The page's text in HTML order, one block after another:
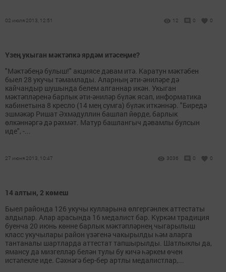
02 июля 2013, 12:51 12 0 0
Үзең укыган мәктәпкә ярдәм итәсеңме?
"Мәктәбеңә булыш!" акциясе дәвам итә. Каратун мәктәбен
быел 28 укучы тәмамлады. Аларның әти-әниләре дә
кайчандыр шушында белем алганнар икән. Укыган
мәктәпләренә барлык әти-әниләр бүләк ясап, информатика
кабинетына 8 кресло (14 мең сумга) бүләк иткәннәр. "Биредә
эшмәкәр Ришат Әхмәдуллин башлап йөрде, барлык
өлкәннәргә дә рәхмәт. Матур башлангыч дәвамлы булсын
иде", -...
27 июня 2013, 10:47 3036 0 0
14 алтын, 2 көмеш
Быел районда 126 укучы кулларына өлгергәнлек аттестаты
алдылар. Алар арасында 16 медалист бар. Күркәм традиция
буенча 20 июнь көнне барлык мәктәпләрнең чыгарылыш
класс укучылары район үзәгенә чакырылды һәм аларга
тантаналы шартларда аттестат тапшырылды. Шатлыклы да,
ямансу да мизгелләр белән тулы бу кичә һәркем өчен
истәлекле иде. Сәхнәгә бер-бер артлы медалистлар,...